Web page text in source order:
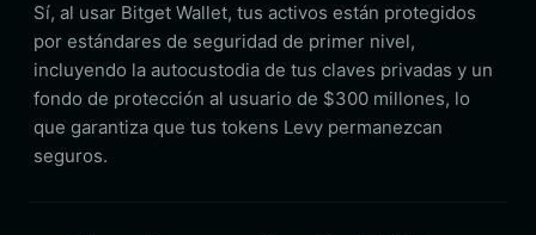
Sí, al usar Bitget Wallet, tus activos están protegidos
por estándares de seguridad de primer nivel,
incluyendo la autocustodia de tus claves privadas y un
fondo de protección al usuario de $300 millones, lo
que garantiza que tus tokens Levy permanezcan
seguros.